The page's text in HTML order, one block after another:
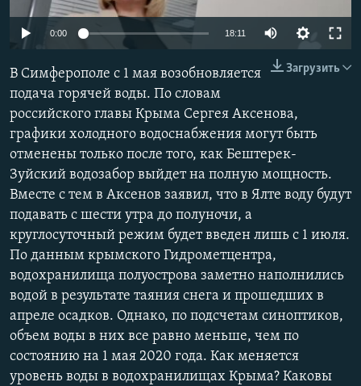
ПОБЕДИТЕЛЕЙ НЕ СУДЯТ?
КРЫМ.НЕПОКОРЕННЫЙ
ELIFBE
УКРАИНСКАЯ ПРОБЛЕМА КРЫМА
ПРИСОЕДИНЯЙТЕСЬ!
Все сайты RFE/RL 240p 360p
0:00 18:11
240p
480p
1080p
Загрузить
В Симферополе с 1 мая возобновляется
подача горячей воды. По словам
российского главы Крыма Сергея Аксенова,
графики холодного водоснабжения могут быть
отменены только после того, как Бештерек-
Зуйский водозабор выйдет на полную мощность.
Вместе с тем в Аксенов заявил, что в Ялте воду будут
подавать с шести утра до полуночи, а
круглосуточный режим будет введен лишь с 1 июля.
По данным крымского Гидрометцентра,
водохранилища полуострова заметно наполнились
водой в результате таяния снега и прошедших в
апреле осадков. Однако, по подсчетам синоптиков,
объем воды в них все равно меньше, чем по
состоянию на 1 мая 2020 года. Как меняется
уровень воды в водохранилищах Крыма? Каковы